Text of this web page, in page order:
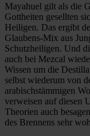
Mayahuel gilt als die
Gottheiten gesellten
Heiligen. Das ergibt
Glaubens-Mix aus
Schutzheiligen. Und
auch bei Mezcal
Wissen um die
selbst wiederum von
arabischstämmigen
verweisen auf diesen
Theorien auch
des Brennens sehr